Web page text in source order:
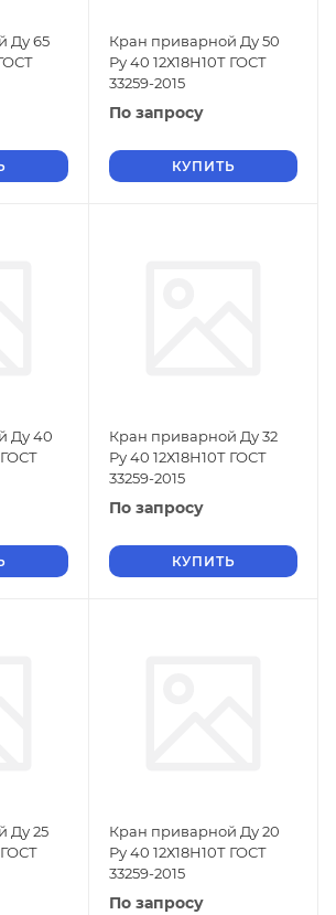
Ду 65
Кран приварной Ду 50
Ру 40 12Х18Н10Т ГОСТ
33259-2015
По запросу
КУПИТЬ
Ду 40
ГОСТ
Кран приварной Ду 32
Ру 40 12Х18Н10Т ГОСТ
33259-2015
По запросу
КУПИТЬ
Ду 25
ГОСТ
Кран приварной Ду 20
Ру 40 12Х18Н10Т ГОСТ
33259-2015
По запросу